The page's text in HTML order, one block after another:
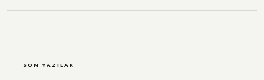
SON YAZILAR